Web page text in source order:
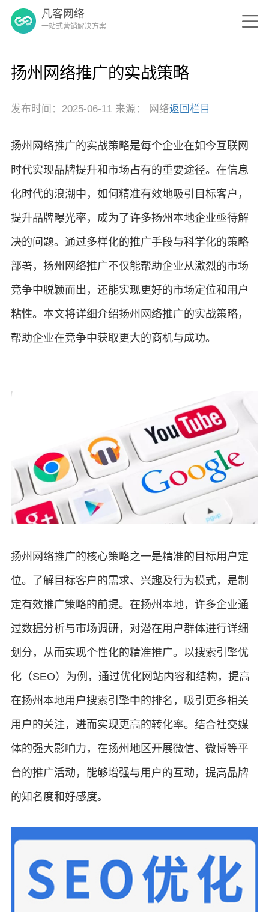
凡客网络
一站式营销解决方案
扬州网络推广的实战策略
发布时间：2025-06-11 来源： 网络返回栏目
扬州网络推广的实战策略是每个企业在如今互联网
时代实现品牌提升和市场占有的重要途径。在信息
化时代的浪潮中，如何精准有效地吸引目标客户，
提升品牌曝光率，成为了许多扬州本地企业亟待解
决的问题。通过多样化的推广手段与科学化的策略
部署，扬州网络推广不仅能帮助企业从激烈的市场
竞争中脱颖而出，还能实现更好的市场定位和用户
粘性。本文将详细介绍扬州网络推广的实战策略，
帮助企业在竞争中获取更大的商机与成功。
扬州网络推广的核心策略之一是精准的目标用户定
位。了解目标客户的需求、兴趣及行为模式，是制
定有效推广策略的前提。在扬州本地，许多企业通
过数据分析与市场调研，对潜在用户群体进行详细
划分，从而实现个性化的精准推广。以搜索引擎优
化（SEO）为例，通过优化网站内容和结构，提高
在扬州本地用户搜索引擎中的排名，吸引更多相关
用户的关注，进而实现更高的转化率。结合社交媒
体的强大影响力，在扬州地区开展微信、微博等平
台的推广活动，能够增强与用户的互动，提高品牌
的知名度和好感度。